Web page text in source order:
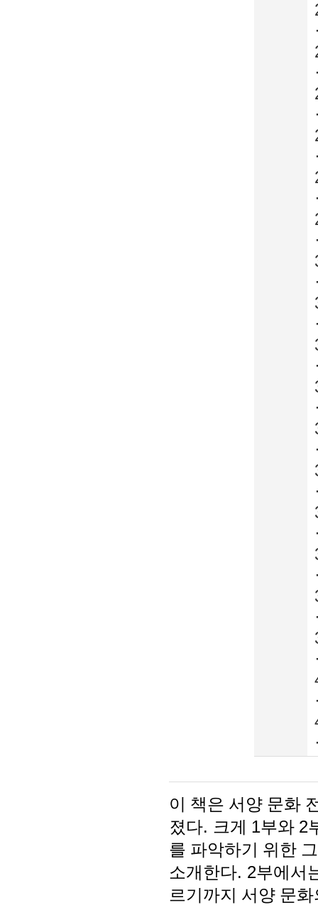
이 책은 서양 문화
졌다. 크게 1부와 2
를 파악하기 위한
소개한다. 2부에서
르기까지 서양 문